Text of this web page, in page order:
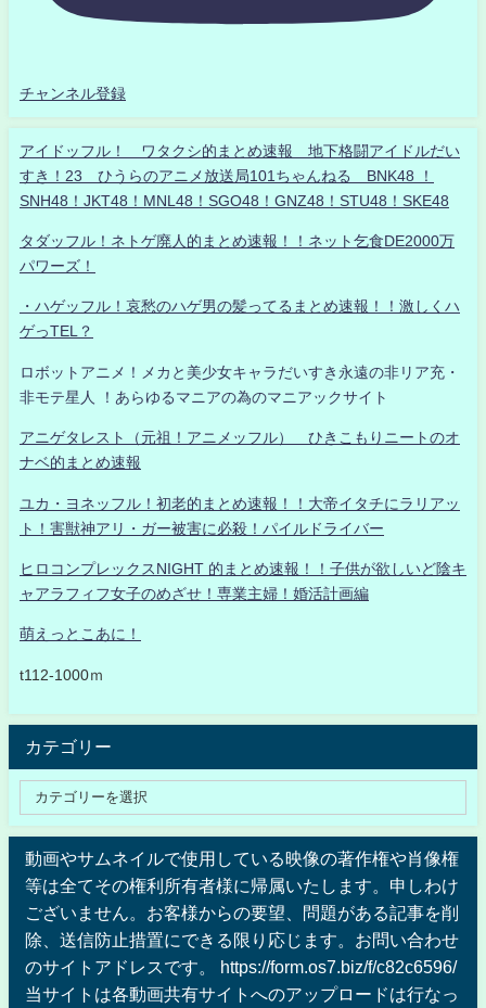
チャンネル登録
アイドッフル！ ワタクシ的まとめ速報 地下格闘アイドルだい
すき！23 ひうらのアニメ放送局101ちゃんねる BNK48 ！
SNH48！JKT48！MNL48！SGO48！GNZ48！STU48！SKE48
タダッフル！ネトゲ廃人的まとめ速報！！ネット乞食DE2000万
パワーズ！
・ハゲッフル！哀愁のハゲ男の髪ってるまとめ速報！！激しくハ
ゲっTEL？
ロボットアニメ！メカと美少女キャラだいすき永遠の非リア充・
非モテ星人 ！あらゆるマニアの為のマニアックサイト
アニゲタレスト（元祖！アニメッフル） ひきこもりニートのオ
ナベ的まとめ速報
ユカ・ヨネッフル！初老的まとめ速報！！大帝イタチにラリアッ
ト！害獣神アリ・ガー被害に必殺！パイルドライバー
ヒロコンプレックスNIGHT 的まとめ速報！！子供が欲しいど陰キ
ャアラフィフ女子のめざせ！専業主婦！婚活計画編
萌えっとこあに！
t112-1000ｍ
カテゴリー
動画やサムネイルで使用している映像の著作権や肖像権
等は全てその権利所有者様に帰属いたします。申しわけ
ございません。お客様からの要望、問題がある記事を削
除、送信防止措置にできる限り応じます。お問い合わせ
のサイトアドレスです。 https://form.os7.biz/f/c82c6596/
当サイトは各動画共有サイトへのアップロードは行なっ